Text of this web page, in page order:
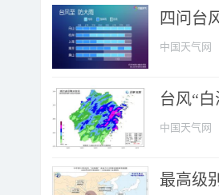
四问台
中国天气网
台风“
中国天气网
最高级